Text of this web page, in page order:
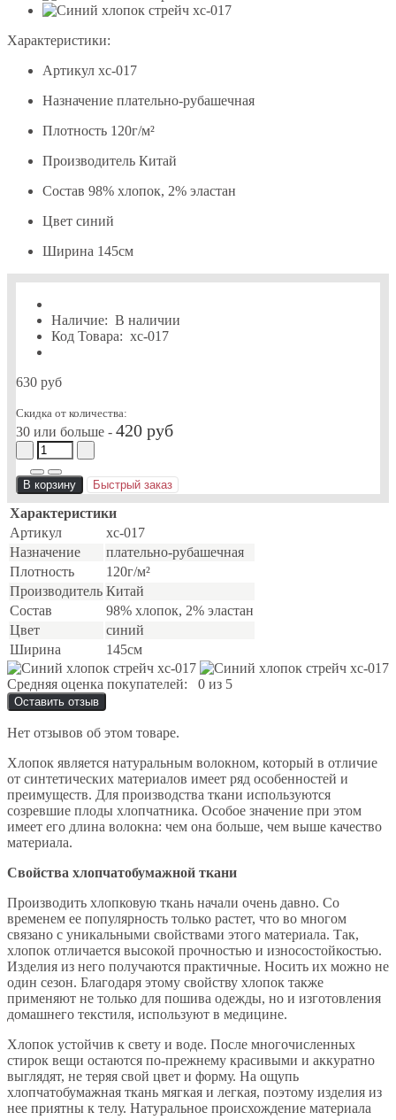
Характеристики:
Артикул хс-017
Назначение плательно-рубашечная
Плотность 120г/м²
Производитель Китай
Состав 98% хлопок, 2% эластан
Цвет синий
Ширина 145см
Наличие: В наличии
Код Товара: хс-017
630 руб
Скидка от количества:
30 или больше - 420 руб
В корзину Быстрый заказ
Характеристики
Артикул
хс-017
Назначение
плательно-рубашечная
Плотность
120г/м²
Производитель Китай
Состав
98% хлопок, 2% эластан
Цвет
синий
Ширина
145см
Средняя оценка покупателей: 0 из 5
Оставить отзыв
Нет отзывов об этом товаре.
Хлопок является натуральным волокном, который в отличие
от синтетических материалов имеет ряд особенностей и
преимуществ. Для производства ткани используются
созревшие плоды хлопчатника. Особое значение при этом
имеет его длина волокна: чем она больше, чем выше качество
материала.
Свойства хлопчатобумажной ткани
Производить хлопковую ткань начали очень давно. Со
временем ее популярность только растет, что во многом
связано с уникальными свойствами этого материала. Так,
хлопок отличается высокой прочностью и износостойкостью.
Изделия из него получаются практичные. Носить их можно не
один сезон. Благодаря этому свойству хлопок также
применяют не только для пошива одежды, но и изготовления
домашнего текстиля, используют в медицине.
Хлопок устойчив к свету и воде. После многочисленных
стирок вещи остаются по-прежнему красивыми и аккуратно
выглядят, не теряя свой цвет и форму. На ощупь
хлопчатобумажная ткань мягкая и легкая, поэтому изделия из
нее приятны к телу. Натуральное происхождение материала